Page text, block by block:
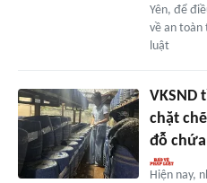
Yên, để
về an toàn
luật
VKSND
chặt
đỗ
Hiện nay,